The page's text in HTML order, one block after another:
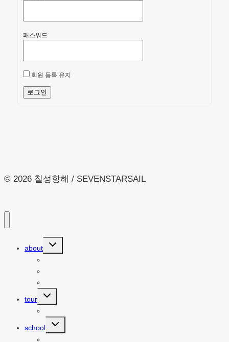
패스워드:
회원 등록 유지
로그인
© 2026 칠성항해 / SEVENSTARSAIL
about
Toggle
child
tour
Toggle
child
school
Toggle
child